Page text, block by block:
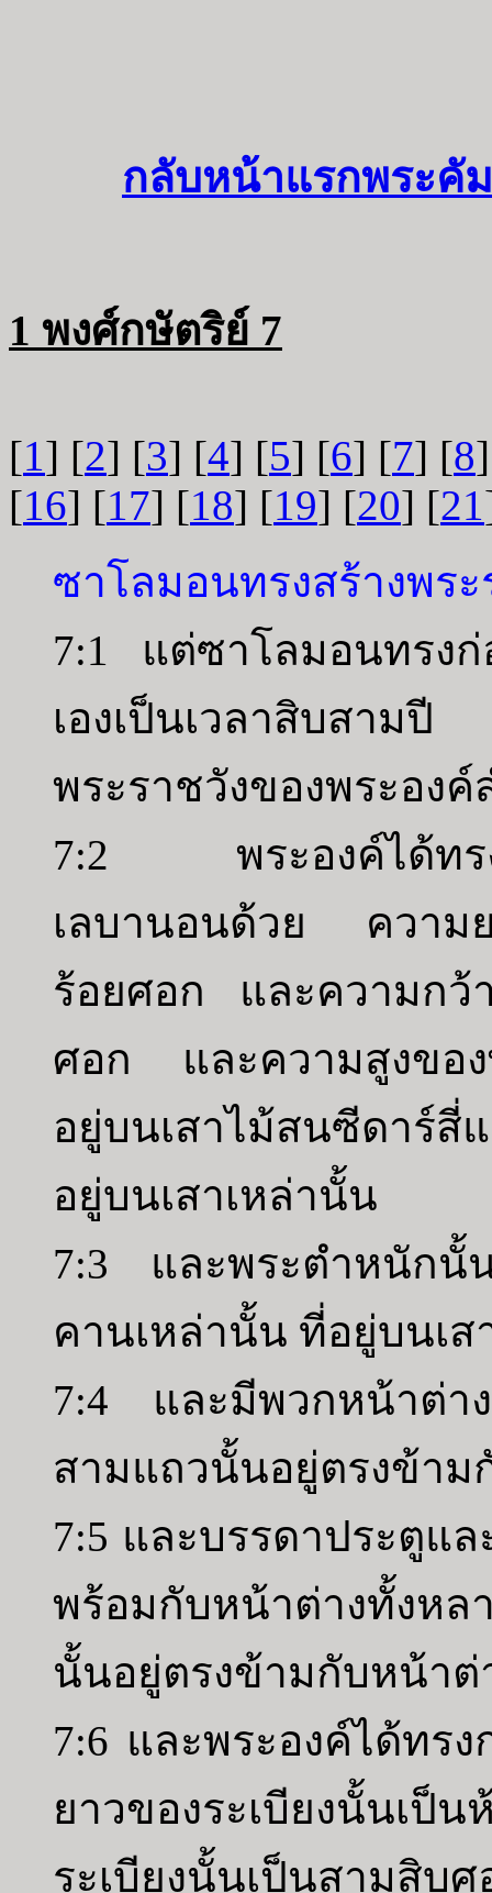
กลับหน้าแรกพระคั
1 พงศ์กษัตริย์ 7
[1] [2] [3] [4] [5] [6] [7] [8
[16] [17] [18] [19] [20] [21
ซาโลมอนทรงสร้างพระ
7:1 แต่ซาโลมอนทรงก่
เองเป็นเวลาสิบสา
พระราชวังของพระองค์
7:2 พระองค์ได้ทรง
เลบานอนด้วย ความ
ร้อยศอก และความกว้
ศอก และความสูงขอ
อยู่บนเสาไม้สนซีดาร์
อยู่บนเสาเหล่านั้น
7:3 และพระตำหนักนั้
คานเหล่านั้น ที่อยู่บนเ
7:4 และมีพวกหน้าต่า
สามแถวนั้นอยู่ตรงข้าม
7:5 และบรรดาประตูแ
พร้อมกับหน้าต่างทั้งห
นั้นอยู่ตรงข้ามกับหน้าต่
7:6 และพระองค์ได้ทรง
ยาวของระเบียงนั้นเป็
ระเบียงนั้นเป็นสาม